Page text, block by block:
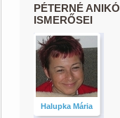
PÉTERNÉ ANIKÓ
ISMERŐSEI
Halupka Mária